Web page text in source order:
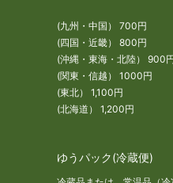
(九州・中国） 700円
(四国・近畿） 800円
(沖縄・東海・北陸） 900
(関東・信越） 1000円
(東北） 1,100円
(北海道） 1,200円
ゆうパック(冷蔵便)